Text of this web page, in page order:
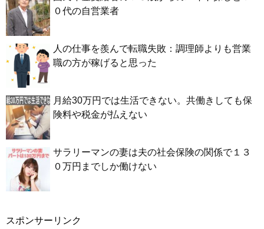
０代の自営業者
人の仕事を羨んで転職失敗：調理師よりも営業
職の方が稼げると思った
月給30万円では生活できない。共働きしても保
険料や税金が払えない
サラリーマンの妻は夫の社会保険の関係で１３
０万円までしか働けない
スポンサーリンク